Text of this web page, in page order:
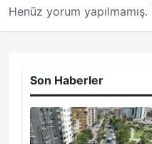
Henüz yorum
Son Haberler